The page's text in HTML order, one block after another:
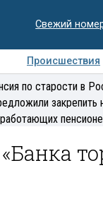
Свежий
Происшествия
по старости в
закрепить